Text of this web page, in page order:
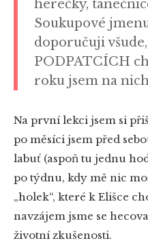
herečky,
Soukupové
doporučuji
PODPATCÍCH
roku jsem na
Na první lekci jsem si
po měsíci jsem před
labuť (aspoň tu jednu
po týdnu, kdy mě nic
„holek“, které k Elišce
navzájem jsme se
životní zkušenosti.